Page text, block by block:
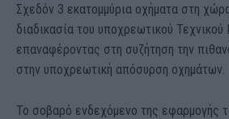
Σχεδόν 3 εκατομμύρια οχήματα στη
διαδικασία του υποχρεωτικού Τεχνικού
επαναφέροντας στη συζήτηση την
στην υποχρεωτική απόσυρση οχημάτων.
Το σοβαρό ενδεχόμενο της εφαρμογής